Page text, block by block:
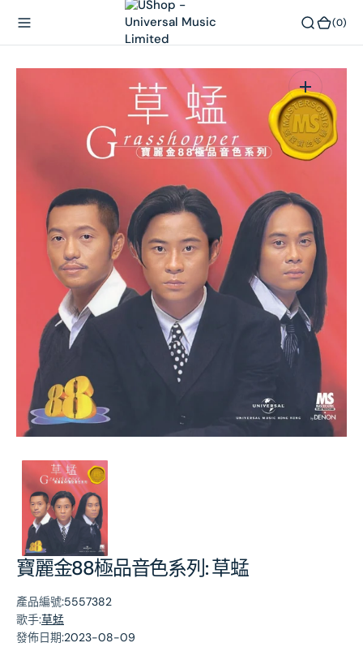
(0)
寶麗金88極品音色系列: 草蜢
產品編號:5557382
歌手:草蜢
發佈日期:2023-08-09
在
相
簿
中
開
啟
第
張
圖